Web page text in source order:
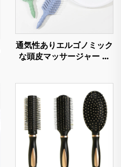
通気性ありエルゴノミック
な頭皮マッサージャー ヘ